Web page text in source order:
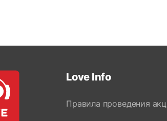
Love Info
Правила проведения